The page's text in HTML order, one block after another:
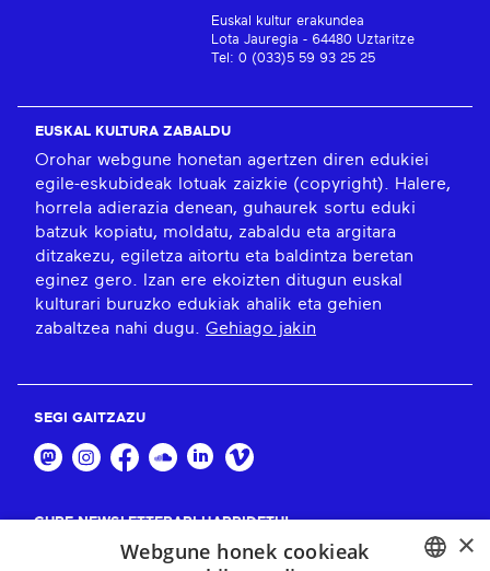
Euskal kultur erakundea
Lota Jauregia - 64480 Uztaritze
Tel: 0 (033)5 59 93 25 25
EUSKAL KULTURA ZABALDU
Orohar webgune honetan agertzen diren edukiei
egile-eskubideak lotuak zaizkie (copyright). Halere,
horrela adierazia denean, guhaurek sortu eduki
batzuk kopiatu, moldatu, zabaldu eta argitara
ditzakezu, egiletza aitortu eta baldintza beretan
eginez gero. Izan ere ekoizten ditugun euskal
kulturari buruzko edukiak ahalik eta gehien
zabaltzea nahi dugu. Gehiago jakin
SEGI GAITZAZU
GURE NEWSLETTERARI HARPIDETU!
×
Webgune honek cookieak